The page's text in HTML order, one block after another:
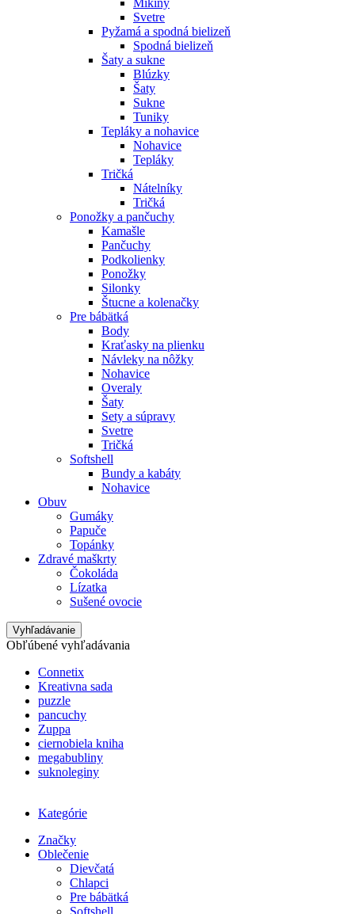
Svetre
Pyžamá a spodná bielizeň
Spodná bielizeň
Šaty a sukne
Blúzky
Šaty
Sukne
Tuniky
Tepláky a nohavice
Nohavice
Tepláky
Tričká
Nátelníky
Tričká
Ponožky a pančuchy
Kamašle
Pančuchy
Podkolienky
Ponožky
Silonky
Štucne a kolenačky
Pre bábätká
Body
Kraťasky na plienku
Návleky na nôžky
Nohavice
Overaly
Šaty
Sety a súpravy
Svetre
Tričká
Softshell
Bundy a kabáty
Nohavice
Obuv
Gumáky
Papuče
Topánky
Zdravé maškrty
Čokoláda
Lízatka
Sušené ovocie
Vyhľadávanie
Obľúbené vyhľadávania
Connetix
Kreativna sada
puzzle
pancuchy
Zuppa
ciernobiela kniha
megabubliny
suknoleginy
Kategórie
Značky
Oblečenie
Dievčatá
Chlapci
Pre bábätká
Softshell